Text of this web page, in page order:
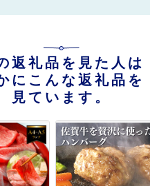
返礼品を見た人は
にこんな返礼品を
見ています。